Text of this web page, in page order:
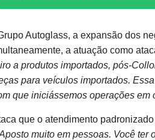
Autoglass, a expansão dos
a atuação como
a produtos importados, pós-
para veículos importados.
que iniciássemos operações em
que o atendimento
muito em pessoas. Você